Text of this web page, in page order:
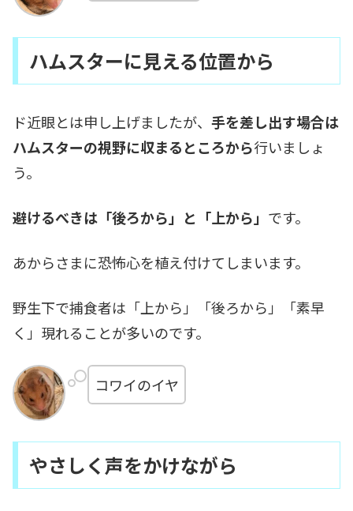
ハムスターに見える位置から
ド近眼とは申し上げましたが、 手を差し出す場合は
ハムスターの視野に収まるところから行いましょ
う。
避けるべきは「後ろから」と「上から」 です。
あからさまに恐怖心を植え付けてしまいます。
野生下で捕食者は「上から」「後ろから」「素早
く」現れることが多いのです。
コワイのイヤ
やさしく声をかけながら